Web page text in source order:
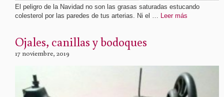
El peligro de la Navidad no son las grasas saturadas estucando
colesterol por las paredes de tus arterias. Ni el … Leer más
Ojales, canillas y bodoques
17 noviembre, 2019